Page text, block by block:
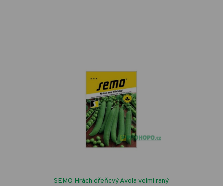
SEMO Hrách dřeňový Avola velmi raný